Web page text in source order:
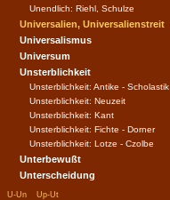
Unendlich: Riehl, Schulze
Universalien, Universalienstreit
Universalismus
Universum
Unsterblichkeit
Unsterblichkeit: Antike - Scholastik
Unsterblichkeit: Neuzeit
Unsterblichkeit: Kant
Unsterblichkeit: Fichte - Dorner
Unsterblichkeit: Lotze - Czolbe
Unterbewußt
Unterscheidung
U-Un Up-Ut